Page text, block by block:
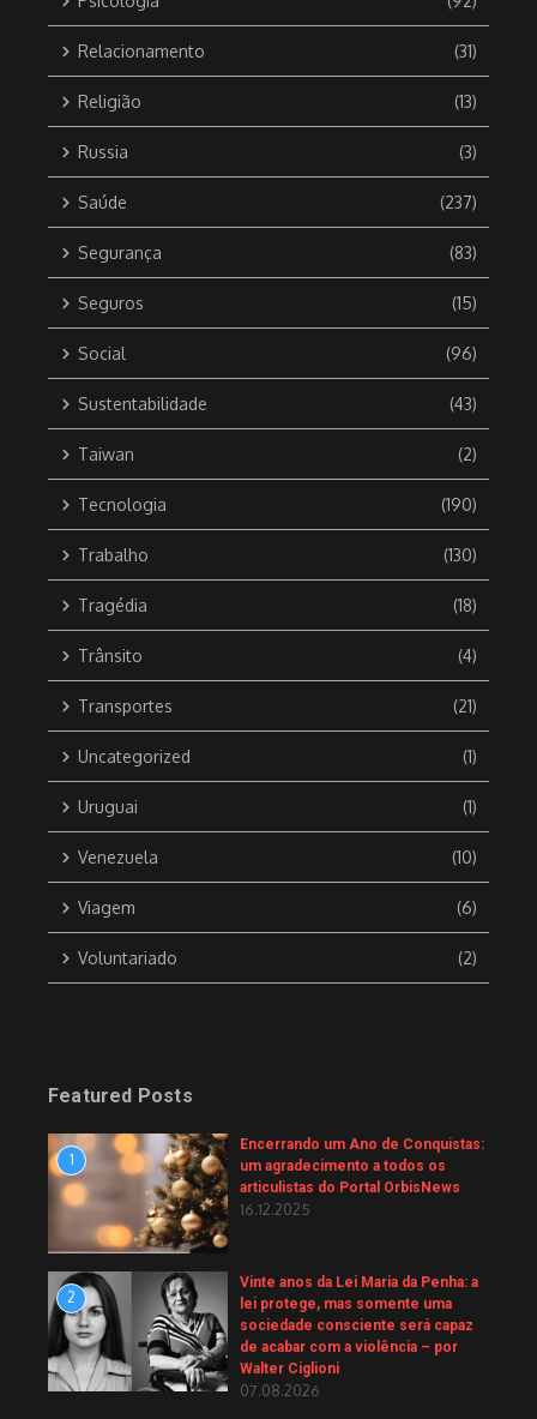
Relacionamento (31)
Religião (13)
Russia (3)
Saúde (237)
Segurança (83)
Seguros (15)
Social (96)
Sustentabilidade (43)
Taiwan (2)
Tecnologia (190)
Trabalho (130)
Tragédia (18)
Trânsito (4)
Transportes (21)
Uncategorized (1)
Uruguai (1)
Venezuela (10)
Viagem (6)
Voluntariado (2)
Featured Posts
1
Encerrando um Ano de Conquistas:
um agradecimento a todos os
articulistas do Portal OrbisNews
16.12.2025
2
Vinte anos da Lei Maria da Penha: a
lei protege, mas somente uma
sociedade consciente será capaz
de acabar com a violência – por
Walter Ciglioni
07.08.2026